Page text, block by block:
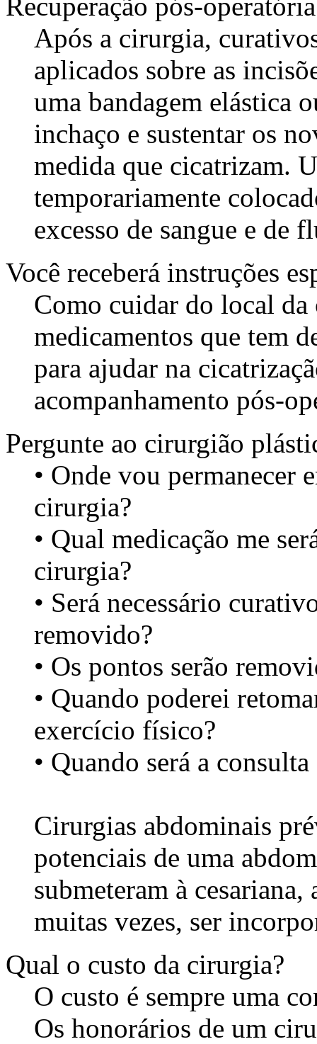
Após a cirurgia,
aplicados sobre as
uma bandagem elástica
inchaço e sustentar os
medida que cicatrizam.
temporariamente
excesso de sangue e de
Você receberá instruções
Como cuidar do local da
medicamentos que tem
para ajudar na
acompanhamento pós-
Pergunte ao cirurgião
• Onde vou permanecer
cirurgia?
• Qual medicação me
cirurgia?
• Será necessário
removido?
• Os pontos serão
• Quando poderei
exercício físico?
• Quando será a
Cirurgias abdominais
potenciais de uma
submeteram à
muitas vezes, ser
Qual o custo da cirurgia?
O custo é sempre uma
Os honorários de um